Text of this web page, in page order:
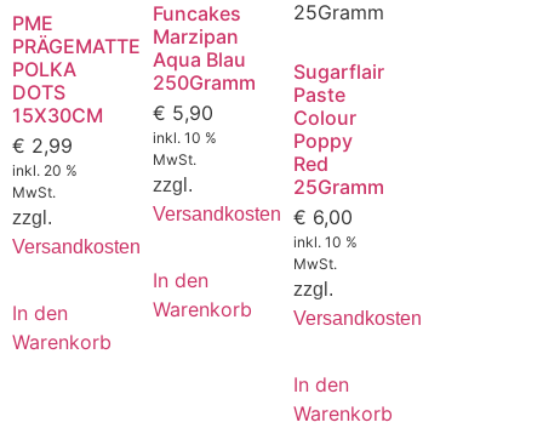
PME
PRÄGEMATTE
POLKA
DOTS
15X30CM
€ 2,99
inkl. 20 %
MwSt.
zzgl.
Versandkosten
In den
Warenkorb
Funcakes
Marzipan
Aqua Blau
250Gramm
€ 5,90
inkl. 10 %
MwSt.
zzgl.
Versandkosten
In den
Warenkorb
Sugarflair
Paste
Colour
Poppy
Red
25Gramm
€ 6,00
inkl. 10 %
MwSt.
zzgl.
Versandkosten
In den
Warenkorb